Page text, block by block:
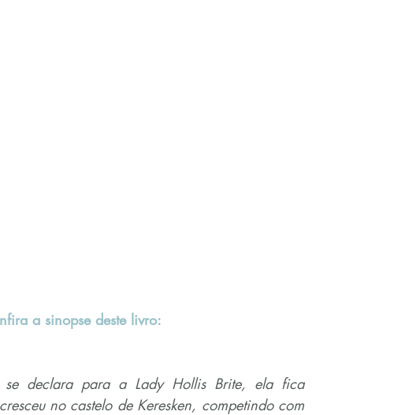
a sinopse deste livro:
declara para a Lady Hollis Brite, ela fica
no castelo de Keresken, competindo com